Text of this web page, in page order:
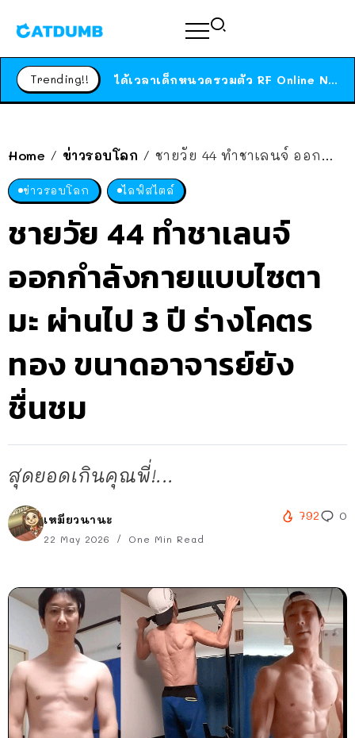
Trending!! ได้เวลาเด็กหนวดรวมตัว RF Online Next เปิดให้เล่นแล้ว เกม Sci-Fi MMORPG ระดับตำนาน เล่นได้ทั้งมือถือและ PC
Home / ข่าวรอบโลก / ชายวัย 44 ทำชาเลนจ์ ออกกำลังกายแบบไซตามะ ผ่านไป 3 ปี ร่างโคตรทอง ขนาดอาจารย์ยังชื่นชม
ข่าวรอบโลก ไลฟ์สไตล์
ชายวัย 44 ทำชาเลนจ์
ออกกำลังกายแบบไซตา
มะ ผ่านไป 3 ปี ร่างโคตร
ทอง ขนาดอาจารย์ยัง
ชื่นชม
สุดยอดเกินคุณพี่!...
เหมียวนานะ
22 May 2026 One Min Read
792 0